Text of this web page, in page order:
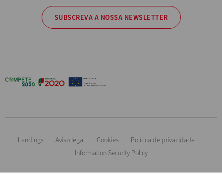
SUBSCREVA A NOSSA NEWSLETTER
Landings Aviso legal Cookies
Política de privacidade
Information Security Policy